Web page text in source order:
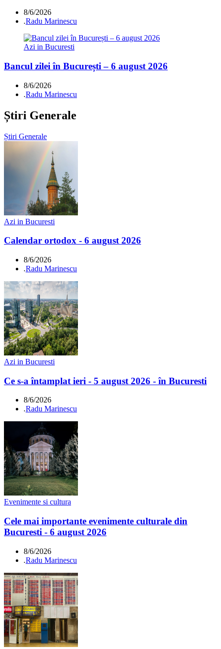
8/6/2026
.Radu Marinescu
Azi in Bucuresti
Bancul zilei în București – 6 august 2026
8/6/2026
.Radu Marinescu
Știri Generale
Știri Generale
Azi in Bucuresti
Calendar ortodox - 6 august 2026
8/6/2026
.Radu Marinescu
Azi in Bucuresti
Ce s-a întamplat ieri - 5 august 2026 - în Bucuresti
8/6/2026
.Radu Marinescu
Evenimente si cultura
Cele mai importante evenimente culturale din
Bucuresti - 6 august 2026
8/6/2026
.Radu Marinescu